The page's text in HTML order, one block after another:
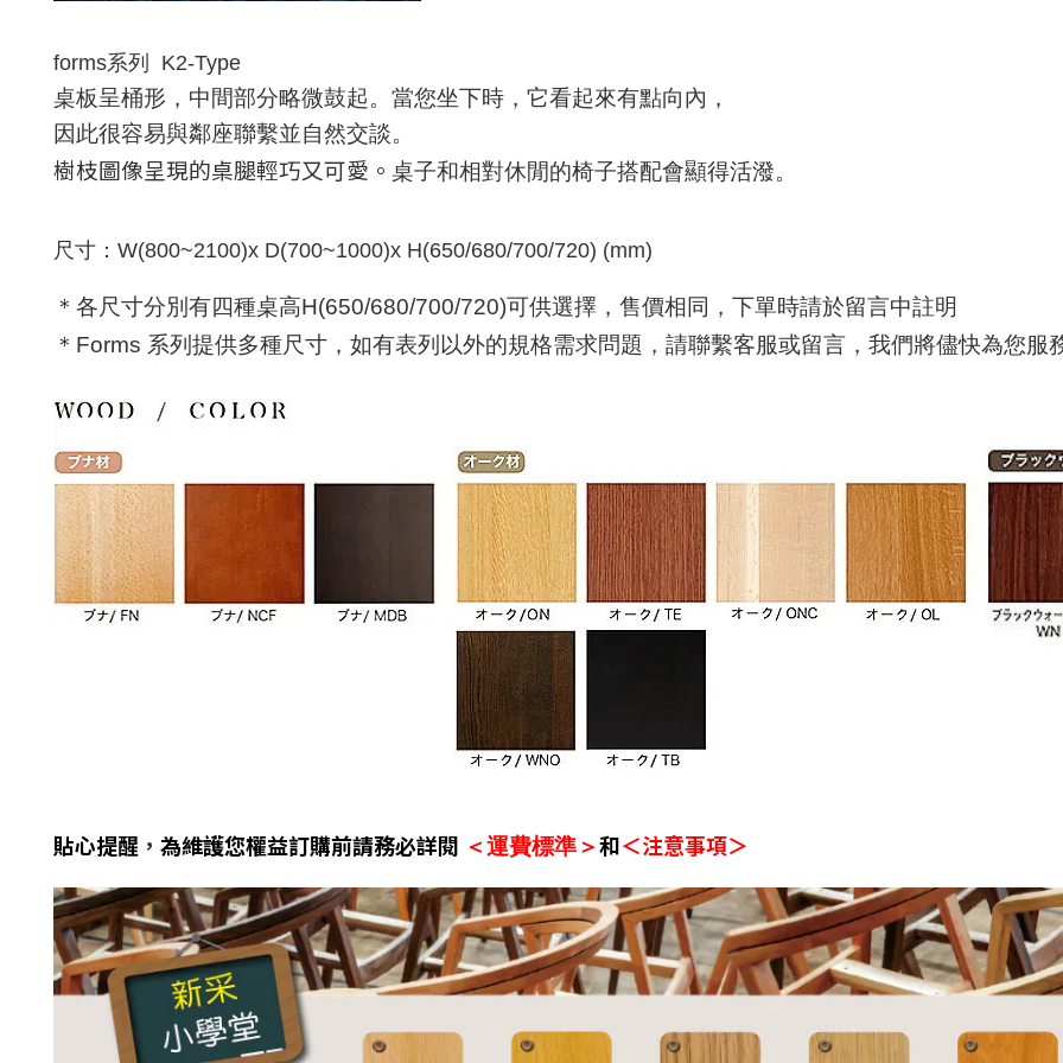
forms系列 K2-Type
桌板呈桶形，中間部分略微鼓起。當您坐下時，它看起來有點向內 ，
因此很容易與鄰座聯繫並自然交談。
樹枝圖像呈現的桌腿輕巧又可愛。 桌子和相對休閒的椅子搭配會顯得活潑。
尺寸： W(800~2100)x D(700~1000)x H(650/680/700/720) (mm)
＊各尺寸分別有四種桌高H(650/680/700/720)可供選擇，售價相同，下單時請於留言中註明
＊Forms 系列提供多種尺寸 ，如有表列以外的規格需求問題，請聯繫客服或留言，我們將儘快為您服
貼心提醒 ， 為維護您權益訂購前請務必詳閱 ＜運費標準＞和＜注意事項＞